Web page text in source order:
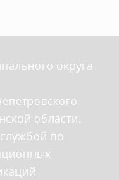
округа
области.
по